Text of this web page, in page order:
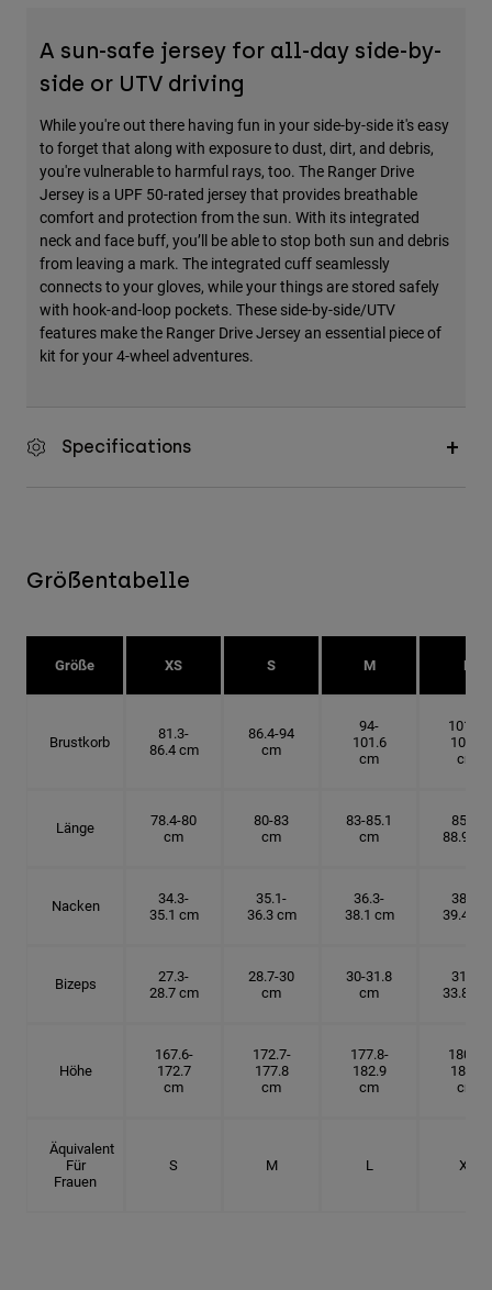
Alles in Accessoires
Hüte & Mützen
Alle anzeigen
A sun-safe jersey for all-day side-by-
side or UTV driving
While you're out there having fun in your side-by-side it's easy
to forget that along with exposure to dust, dirt, and debris,
you're vulnerable to harmful rays, too. The Ranger Drive
Jersey is a UPF 50-rated jersey that provides breathable
comfort and protection from the sun. With its integrated
neck and face buff, you’ll be able to stop both sun and debris
from leaving a mark. The integrated cuff seamlessly
connects to your gloves, while your things are stored safely
with hook-and-loop pockets. These side-by-side/UTV
features make the Ranger Drive Jersey an essential piece of
kit for your 4-wheel adventures.
Specifications
Größentabelle
Größe XS S M L
Brustkorb
81.3-
86.4 cm
86.4-94
cm
94-
101.6
cm
101.6-
109.2
cm
Länge
78.4-80
cm
80-83
cm
83-85.1
cm
85.1-
88.9 cm
Nacken
34.3-
35.1 cm
35.1-
36.3 cm
36.3-
38.1 cm
38.1-
39.4 cm
Bizeps
27.3-
28.7 cm
28.7-30
cm
30-31.8
cm
31.8-
33.8 cm
Höhe
167.6-
172.7
cm
172.7-
177.8
cm
177.8-
182.9
cm
180.3-
185.5
cm
Äquivalent
Für
Frauen
S M L XL